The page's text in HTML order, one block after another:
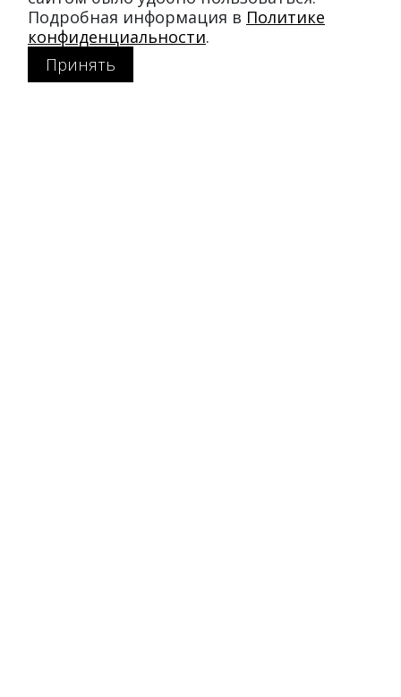
Режим работы:
пн-пт: 11:00–21:00
Подробная информация в Политике
конфиденциальности.
Принять